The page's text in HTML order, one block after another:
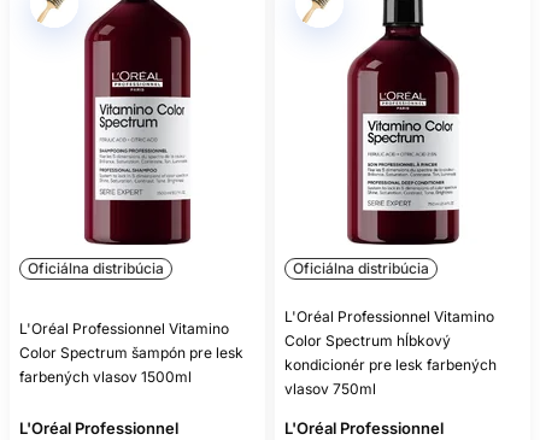
Oficiálna distribúcia
L'Oréal Professionnel Vitamino
Color Spectrum šampón pre lesk
farbených vlasov 1500ml
L'Oréal Professionnel
Oficiálna distribúcia
L'Oréal Professionnel Vitamino
Color Spectrum hĺbkový
kondicionér pre lesk farbených
vlasov 750ml
L'Oréal Professionnel